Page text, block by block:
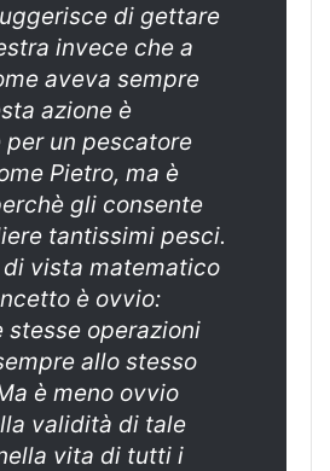
di gettare
invece che a
aveva sempre
azione è
per un pescatore
Pietro, ma è
gli consente
tantissimi pesci.
vista matematico
è ovvio:
stesse operazioni
allo stesso
è meno ovvio
validità di tale
vita di tutti i